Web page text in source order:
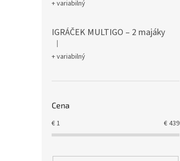
+ variabilný
IGRÁČEK MULTIGO – 2 majáky
Hodnotenie produktu je 5 z 5 hviezdičiek.
|
+ variabilný
Cena
€1 €439